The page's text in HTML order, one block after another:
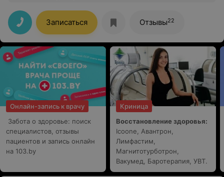
ошеломляющий для меня: прошла ассимметрия лица,
помолодела лет на 10, в общем, я очень довольна! И
очень приятно, что в работе используется
качественная белорусская косметика. Продолжаю
ходить для поддержания результата. На ресепшене
всегда приветливые и внимательные администраторы-
это тоже очень важно! Благодарю администрацию за
грамотную организацию работы центра!
Записаться Отзывы22
Онлайн-запись к врачу
Забота о здоровье: поиск
специалистов, отзывы
пациентов и запись онлайн
на 103.by
Криница
Восстановление здоровья:
Icoone, Авантрон,
Лимфастим,
Магнитотурботрон,
Вакумед, Баротерапия, УВТ.